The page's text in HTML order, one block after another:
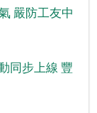
嚴防工友中
同步上線 豐